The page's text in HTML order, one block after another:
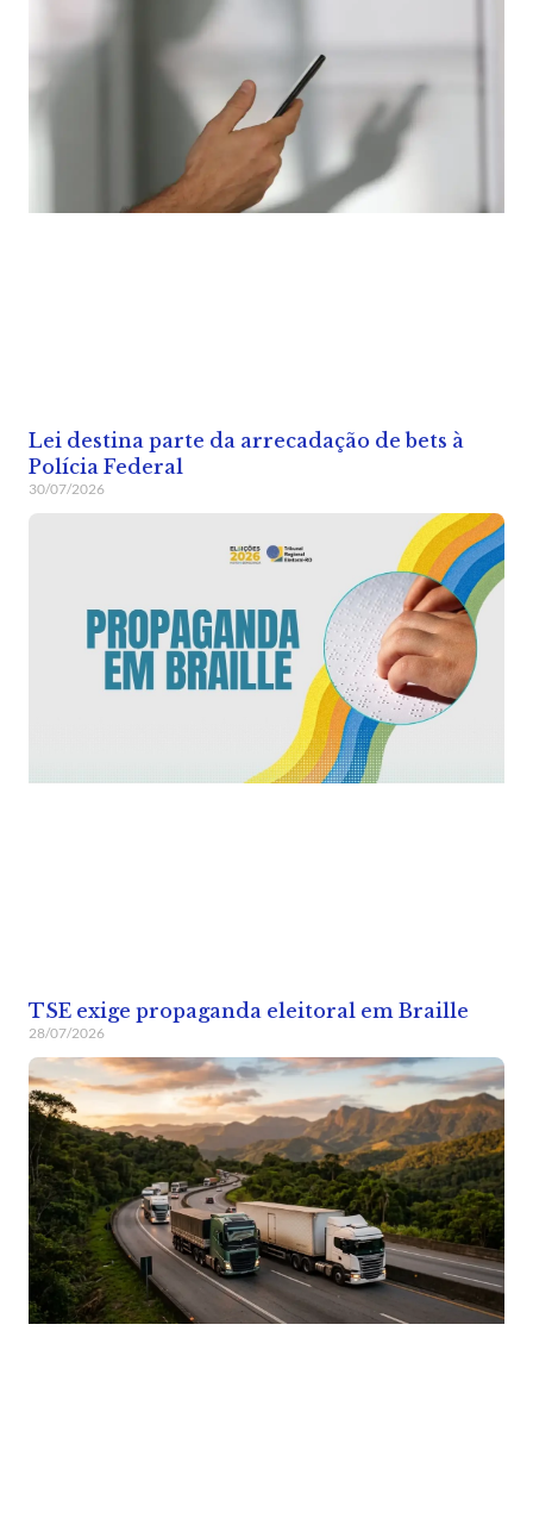
Lei destina parte da arrecadação de bets à
Polícia Federal
30/07/2026
TSE exige propaganda eleitoral em Braille
28/07/2026